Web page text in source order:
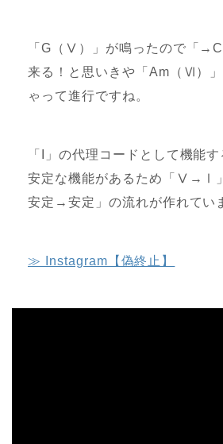
「G（Ⅴ）」が鳴ったので「
来る！と思いきや「Am（Ⅵ）
ゃって進行ですね。
「I」の代理コードとして機能
安定な機能があるため「Ⅴ→Ⅰ
安定→安定」の流れが作れてい
≫ Instagram【偽終止】